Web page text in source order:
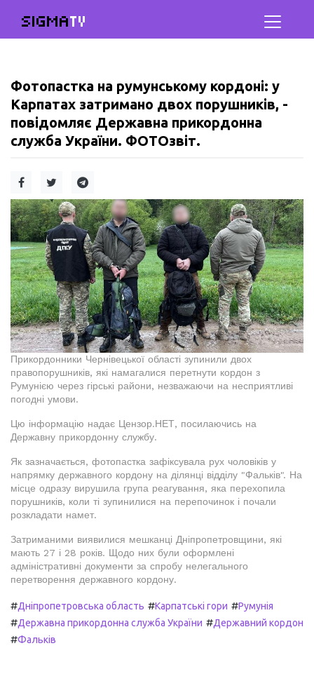
SIGMATV
Фотопастка на румунському кордоні: у
Карпатах затримано двох порушників, -
повідомляє Державна прикордонна
служба України. ФОТОзвіт.
Прикордонники Чернівецької області зупинили двох
правопорушників, які намагалися перетнути кордон з
Румунією через гірські райони, незважаючи на несприятливі
погодні умови.
Цю інформацію надає Цензор.НЕТ, посилаючись на
Державну прикордонну службу.
Як зазначається, фотопастка зафіксувала рух чоловіків у
напрямку державного кордону на ділянці відділу "Фальків". На
місце одразу вирушила група реагування, яка перехопила
порушників, коли ті зупинилися на перепочинок і почали
розкладати намет.
Затриманими виявилися мешканці Дніпропетровщини, які
мають 27 і 28 років. Щодо них були оформлені
адміністративні документи за спробу нелегального
перетворення державного кордону.
#Дніпропетровська область #Карпатські гори #Румунія
#Державна прикордонна служба України #Державний кордон
#Фальків